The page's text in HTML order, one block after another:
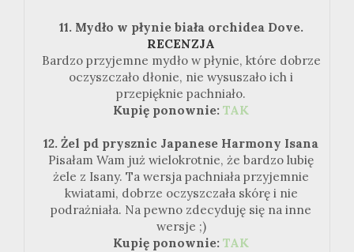
11. Mydło w płynie biała orchidea Dove.
RECENZJA
Bardzo przyjemne mydło w płynie, które dobrze
oczyszczało dłonie, nie wysuszało ich i
przepięknie pachniało.
Kupię ponownie: TAK
12. Żel pd prysznic Japanese Harmony Isana
Pisałam Wam już wielokrotnie, że bardzo lubię
żele z Isany. Ta wersja pachniała przyjemnie
kwiatami, dobrze oczyszczała skórę i nie
podrażniała. Na pewno zdecyduję się na inne
wersje ;)
Kupię ponownie: TAK